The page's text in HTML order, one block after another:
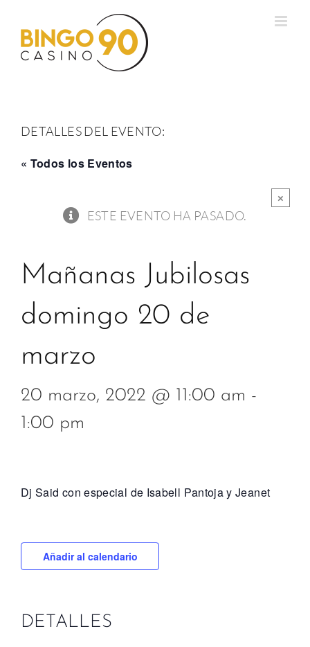
contenido
DETALLES DEL EVENTO:
« Todos los Eventos
×
ESTE EVENTO HA PASADO.
Mañanas Jubilosas
domingo 20 de
marzo
20 marzo, 2022 @ 11:00 am -
1:00 pm
Dj Said con especial de Isabell Pantoja y Jeanet
Añadir al calendario
DETALLES